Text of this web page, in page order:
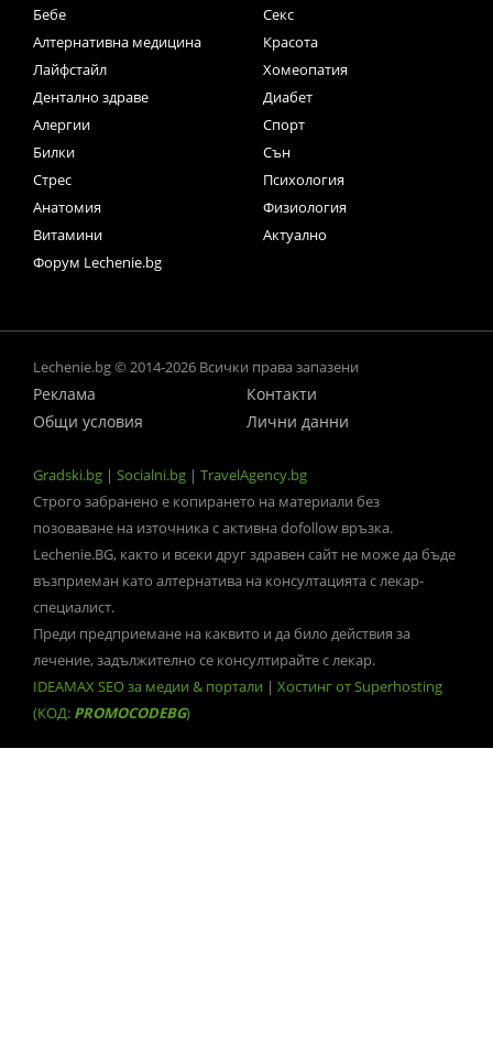
Бебе
Секс
Алтернативна медицина
Красота
Лайфстайл
Хомеопатия
Дентално здраве
Диабет
Алергии
Спорт
Билки
Сън
Стрес
Психология
Анатомия
Физиология
Витамини
Актуално
Форум Lechenie.bg
Lechenie.bg © 2014-2026 Всички права запазени
Реклама
Контакти
Общи условия
Лични данни
Gradski.bg | Socialni.bg | TravelAgency.bg
Строго забранено е копирането на материали без
позоваване на източника с активна dofollow връзка.
Lechenie.BG, както и всеки друг здравен сайт не може да бъде
възприеман като алтернатива на консултацията с лекар-
специалист.
Преди предприемане на каквито и да било действия за
лечение, задължително се консултирайте с лекар.
IDEAMAX SEO за медии & портали | Хостинг от Superhosting
(КОД: PROMOCODEBG)